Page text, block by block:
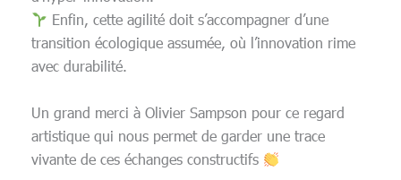
Enfin, cette agilité doit s’accompagner d’une
transition écologique assumée, où l’innovation rime
avec durabilité.
Un grand merci à Olivier Sampson pour ce regard
artistique qui nous permet de garder une trace
vivante de ces échanges constructifs